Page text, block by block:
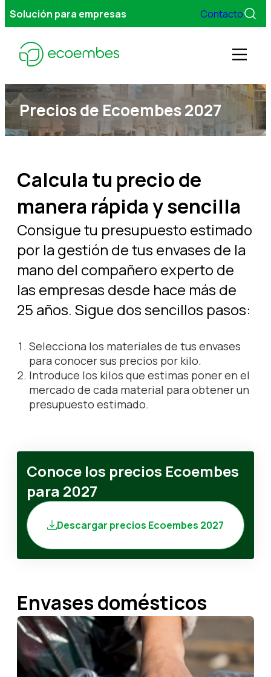
Solución para empresas Contacto
Gestionamos tus envases
FAQs
Infórmate
ES EN
Precios de Ecoembes 2027
Calcula tu precio de
manera rápida y sencilla
Consigue tu presupuesto estimado
por la gestión de tus envases de la
mano del compañero experto de
las empresas desde hace más de
25 años. Sigue dos sencillos pasos:
Selecciona los materiales de tus envases
para conocer sus precios por kilo.
Introduce los kilos que estimas poner en el
mercado de cada material para obtener un
presupuesto estimado.
ENVASES
¿Tu
envases
Conoce los precios Ecoembes
para 2027
Descargar precios Ecoembes 2027
Envases domésticos